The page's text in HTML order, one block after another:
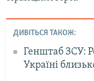
ДИВІТЬСЯ ТАКОЖ:
Генштаб ЗСУ:
Україні